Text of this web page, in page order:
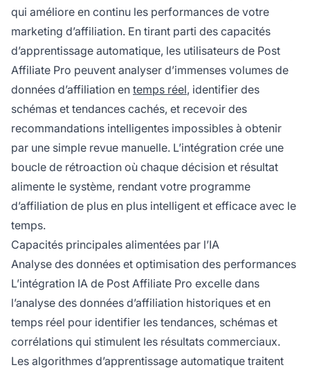
qui améliore en continu les performances de votre
marketing d’affiliation. En tirant parti des capacités
d’apprentissage automatique, les utilisateurs de Post
Affiliate Pro peuvent analyser d’immenses volumes de
données d’affiliation en temps réel, identifier des
schémas et tendances cachés, et recevoir des
recommandations intelligentes impossibles à obtenir
par une simple revue manuelle. L’intégration crée une
boucle de rétroaction où chaque décision et résultat
alimente le système, rendant votre programme
d’affiliation de plus en plus intelligent et efficace avec le
temps.
Capacités principales alimentées par l’IA
Analyse des données et optimisation des performances
L’intégration IA de Post Affiliate Pro excelle dans
l’analyse des données d’affiliation historiques et en
temps réel pour identifier les tendances, schémas et
corrélations qui stimulent les résultats commerciaux.
Les algorithmes d’apprentissage automatique traitent